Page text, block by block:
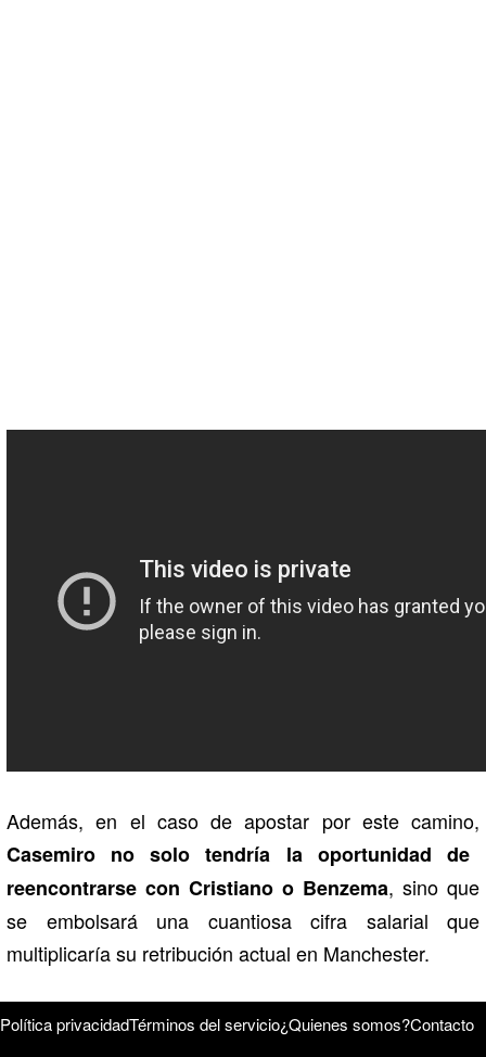
Además, en el caso de apostar por este camino,
Casemiro no solo tendría la oportunidad de
reencontrarse con Cristiano o Benzema, sino que
se embolsará una cuantiosa cifra salarial que
multiplicaría su retribución actual en Manchester.
Política privacidadTérminos del servicio¿Quienes somos?Contacto